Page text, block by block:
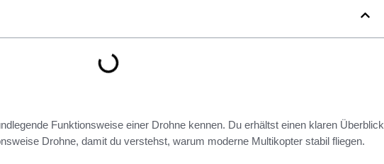
Funktionsweise einer Drohne kennen. Du erhältst einen klaren Überblick
Drohne, damit du verstehst, warum moderne Multikopter stabil fliegen.